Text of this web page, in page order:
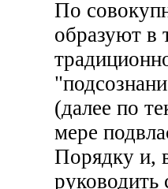
По
образуют в
(далее по
мере
Порядку и,
руководить